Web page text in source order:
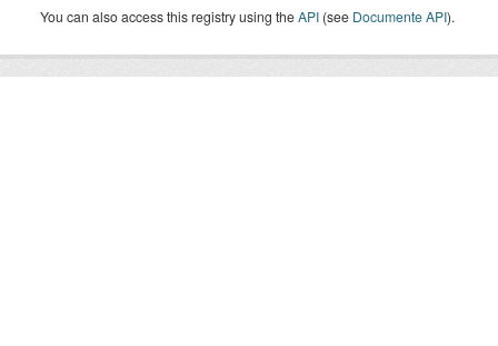
You can also access this registry using theAPI (see Documente API).